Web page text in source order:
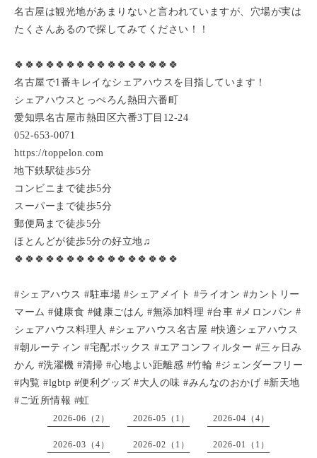
名古屋は観光地があまりないと言われていますが、穴場が実は
たくさんあるので探してみてください！！
🍀🍀🍀🍀🍀🍀🍀🍀🍀🍀🍀🍀🍀🍀🍀🍀
名古屋で1番キレイなシェアハウスを目指しています！
シェアハウスとっぺろん熱田六番町
愛知県名古屋市熱田区六番3丁目12-24
052-653-0071
https://toppelon.com
地下鉄駅徒歩5分
コンビニまで徒歩5分
スーパーまで徒歩5分
郵便局まで徒歩5分
ほとんどが徒歩5分の好立地♫
🍀🍀🍀🍀🍀🍀🍀🍀🍀🍀🍀🍀🍀🍀🍀🍀
#シェアハウス #駐車場 #シェアメイト #ライオン #カントリー
マーム #健康食 #健康ごはん #無添加料理 #台車 #メロンパン #
シェアハウス料理人 #シェアハウス名古屋 #快適シェアハウス
#朝ルーティン #宅配ボックス #エアコンフィルター #三ヶ日み
かん #洗濯機 #清掃 #心地よい距離感 #竹輪 #ジェンダーフリー
#内覧 #lgbtp #便利グッズ #大人の味 #みんなのおかげ #新天地
#ご近所情報 #虹
2026-06（2） 2026-05（1） 2026-04（4）
2026-03（4） 2026-02（1） 2026-01（1）